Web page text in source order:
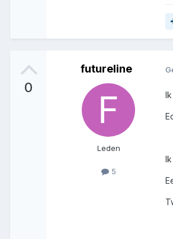
0
futureline
Leden
5